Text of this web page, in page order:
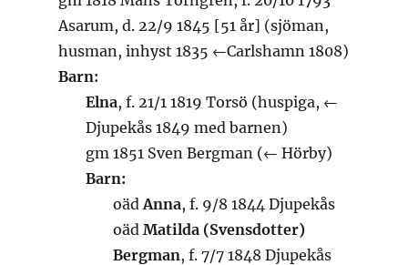
Asarum, d. 22/9 1845 [51 år] (sjöman,
husman, inhyst 1835 ←Carlshamn 1808)
Barn:
Elna, f. 21/1 1819 Torsö (huspiga, ←
Djupekås 1849 med barnen)
gm 1851 Sven Bergman (← Hörby)
Barn:
oädAnna, f. 9/8 1844 Djupekås
oädMatilda (Svensdotter)
Bergman, f. 7/7 1848 Djupekås